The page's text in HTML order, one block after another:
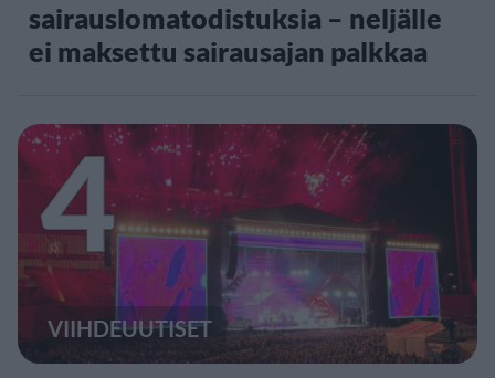
sairauslomatodistuksia – neljälle
ei maksettu sairausajan palkkaa
4
VIIHDEUUTISET